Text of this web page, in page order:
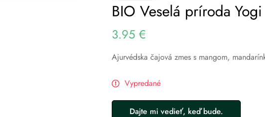
BIO Veselá príroda
3.95 €
Ajurvédska čajová zmes s mangom,
Vypredané